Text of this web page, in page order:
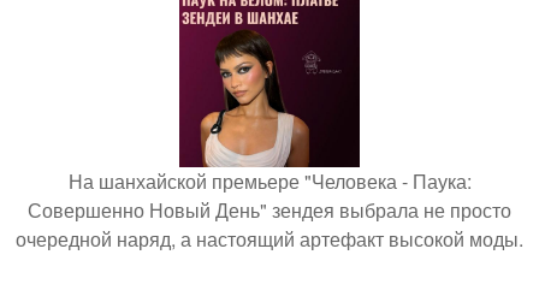
На шанхайской премьере "Человека - Паука:
Совершенно Новый День" зендея выбрала не просто
очередной наряд, а настоящий артефакт высокой моды.